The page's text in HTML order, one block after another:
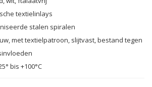
textielinlays
stalen spiralen
met textielpatroon, slijtvast, bestand tegen
bis +100°C